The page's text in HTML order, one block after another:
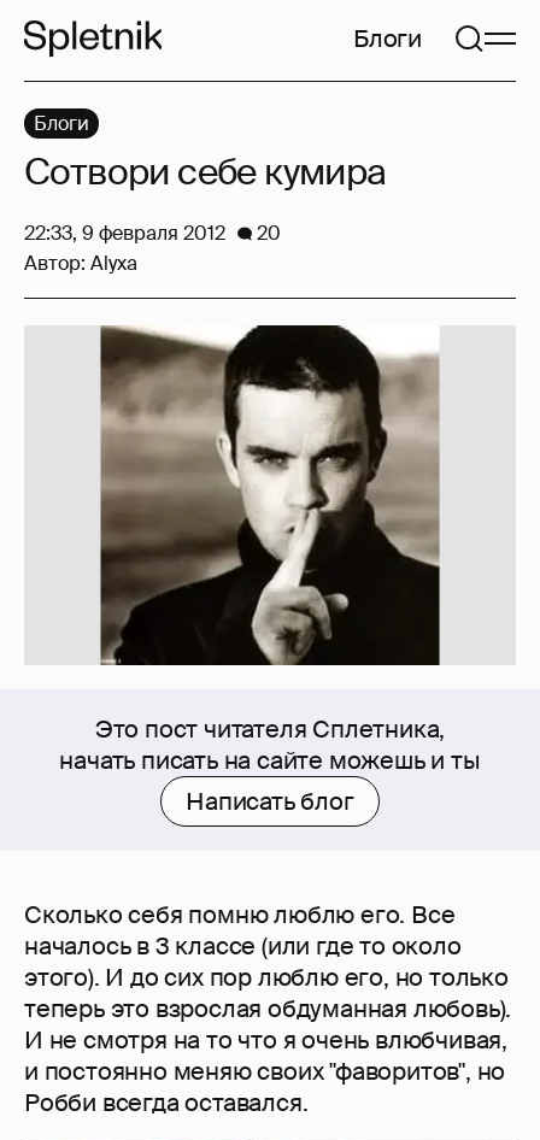
Блоги
Это пост читателя Сплетника,
начать писать на сайте можешь и ты
Написать блог
Сколько себя помню люблю его. Все
началось в 3 классе (или где то около
этого). И до сих пор люблю его, но только
теперь это взрослая обдуманная любовь).
И не смотря на то что я очень влюбчивая,
и постоянно меняю своих "фаворитов", но
Робби всегда оставался.
Блоги
Сотвори себе кумира
22:33, 9 февраля 2012
20
Автор: Alyxa